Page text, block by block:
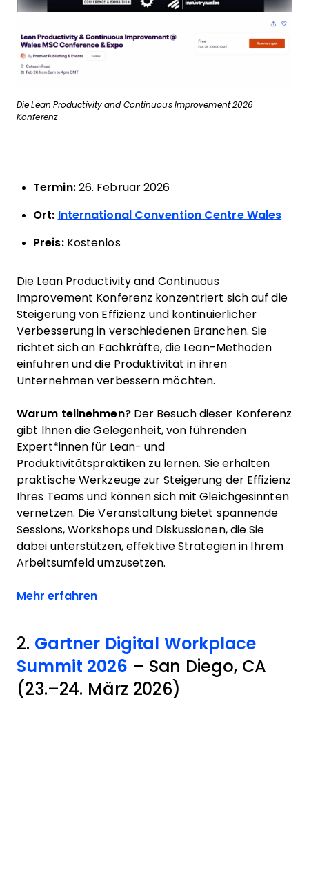
Die Lean Productivity and Continuous Improvement 2026
Konferenz
Termin:26. Februar 2026
Ort: International Convention Centre Wales
Preis:Kostenlos
Die Lean Productivity and Continuous
Improvement Konferenz konzentriert sich auf die
Steigerung von Effizienz und kontinuierlicher
Verbesserung in verschiedenen Branchen. Sie
richtet sich an Fachkräfte, die Lean-Methoden
einführen und die Produktivität in ihren
Unternehmen verbessern möchten.
Warum teilnehmen?Der Besuch dieser Konferenz
gibt Ihnen die Gelegenheit, von führenden
Expert*innen für Lean- und
Produktivitätspraktiken zu lernen. Sie erhalten
praktische Werkzeuge zur Steigerung der Effizienz
Ihres Teams und können sich mit Gleichgesinnten
vernetzen. Die Veranstaltung bietet spannende
Sessions, Workshops und Diskussionen, die Sie
dabei unterstützen, effektive Strategien in Ihrem
Arbeitsumfeld umzusetzen.
Mehr erfahrenOpens new window
2. Gartner Digital Workplace
Summit 2026 – San Diego, CA
(23.–24. März 2026)